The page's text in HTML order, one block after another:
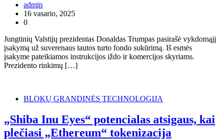
admin
16 vasario, 2025
0
Jungtinių Valstijų prezidentas Donaldas Trumpas pasirašė vykdomąjį
įsakymą už suverenaus tautos turto fondo sukūrimą. Iš esmės
įsakyme pateikiamos instrukcijos iždo ir komercijos skyriams.
Prezidento rinkimų […]
BLOKŲ GRANDINĖS TECHNOLOGIJA
„Shiba Inu Eyes“ potencialas atsigaus, kai
plečiasi „Ethereum“ tokenizacija